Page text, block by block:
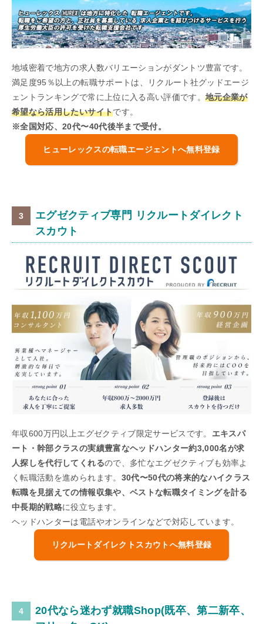
地域密着で地方の求人数バリエーションがダントツ豊富です。
満足度95％以上の転職サポートは、リクルート社グッドエージ
ェントランキングで常に上位に入る高い評価です。地元企業が
希望なら活用したいサイトです。
※全国対応、20代〜40代後半まで受付。
ヒューレックスの転職エージェントへ無料登録
エグゼクティブ専門 リクルートダイレクト
スカウト
年収600万円以上エグゼクティブ限定サービスです。 エキスパ
ート・幹部クラスの実績豊富なヘッドハンター約3,000名が求
人探しを代行してくれるので、多忙なエグゼクティブも効率よ
く転職活動を進められます。 30代〜50代の将来的なハイクラス
転職を見据えての情報収集や、ベストな転職タイミングを計る
中長期的戦略に役立ちます。
ヘッドハンターは電話やオンラインなどで対応しています。
リクルートダイレクトスカウトへ無料登録
20代なら迷わず就職Shop(既卒、第二新卒、